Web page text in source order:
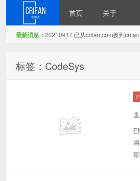
首页 关于
最新消息： 20210917 已从crifan.com换到
标签：CodeSys